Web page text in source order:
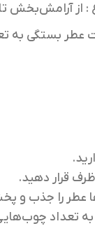
: از آرامش‌بخش
عطر بستگی به